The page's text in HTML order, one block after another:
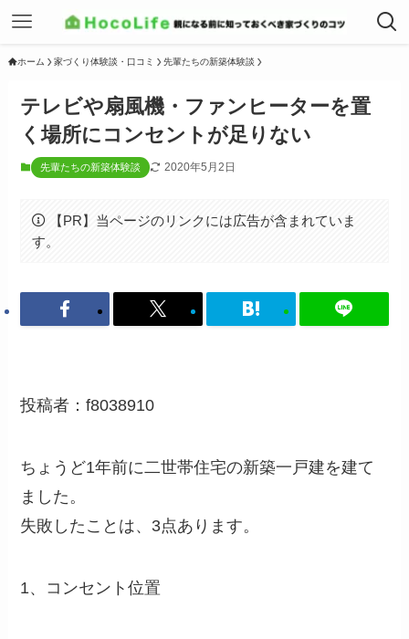
ホーム 家づくり体験談・口コミ 先輩たちの新築体験談
テレビや扇風機・ファンヒーターを置
く場所にコンセントが足りない
先輩たちの新築体験談 2020年5月2日
【PR】当ページのリンクには広告が含まれていま
す。
投稿者：f8038910
ちょうど1年前に二世帯住宅の新築一戸建を建て
ました。
失敗したことは、3点あります。
1、コンセント位置